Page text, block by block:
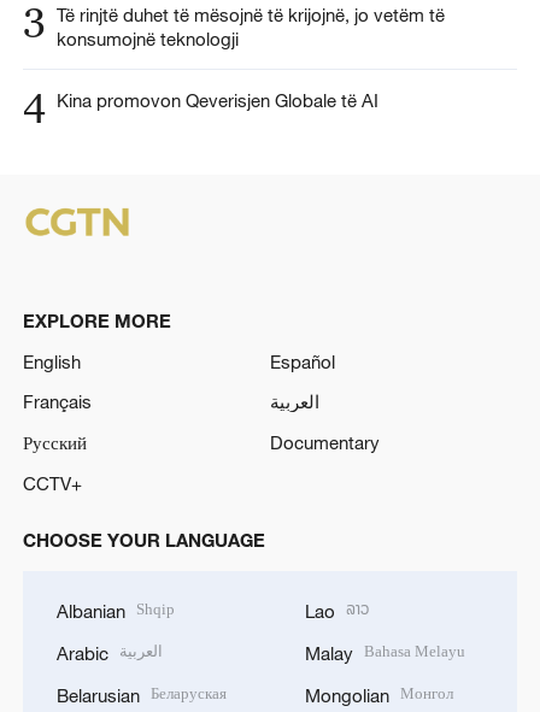
3 Të rinjtë duhet të mësojnë të krijojnë, jo vetëm të
konsumojnë teknologji
4 Kina promovon Qeverisjen Globale të AI
EXPLORE MORE
English
Español
Français
العربية
Русский
Documentary
CCTV+
CHOOSE YOUR LANGUAGE
Albanian Shqip
Arabic العربية
Belarusian Беларуская
Lao ລາວ
Malay Bahasa Melayu
Mongolian Монгол